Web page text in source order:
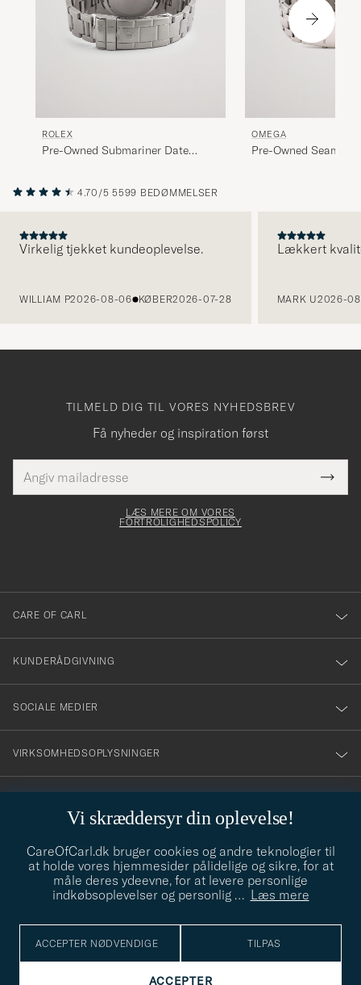
ROLEX
Pre-Owned Submariner Date
OMEGA
Pre-Owned
4.70/5 5599 BEDØMMELSER
Virkelig tjekket kundeoplevelse.
WILLIAM P2026-08-06 KØBER2026-07-28
Lækkert
MARK U2026-
Vi skræddersyr din oplevelse!
CareOfCarl.dk bruger cookies og andre teknologier til
at holde vores hjemmesider pålidelige og sikre, for at
måle deres ydeevne, for at levere personlige
indkøbsoplevelser og personlig … Læs mere
ACCEPTER NØDVENDIGE TILPAS
ACCEPTER
TILMELD DIG TIL VORES NYHEDSBREV
Få nyheder og inspiration først
mailadresse
skal
Tack
för
dig
till
vårt
nyhetsbrev!
LÆS MERE OM VORES
FORTROLIGHEDSPOLICY
CARE OF CARL
KUNDERÅDGIVNING
SOCIALE MEDIER
VIRKSOMHEDSOPLYSNINGER
info@careofcarl.dk
Behøver du hjælp til at finde din stil? Lad os hjælpe dig, vi hjælper
gerne til!
STILRÅD